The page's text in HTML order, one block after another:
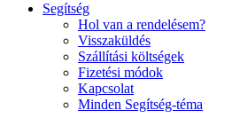
Segítség
Hol van a rendelésem?
Visszaküldés
Szállítási költségek
Fizetési módok
Kapcsolat
Minden Segítség-téma